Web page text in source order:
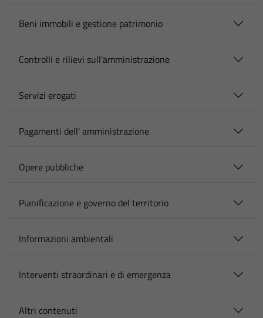
Beni immobili e gestione patrimonio
Controlli e rilievi sull'amministrazione
Servizi erogati
Pagamenti dell' amministrazione
Opere pubbliche
Pianificazione e governo del territorio
Informazioni ambientali
Interventi straordinari e di emergenza
Altri contenuti